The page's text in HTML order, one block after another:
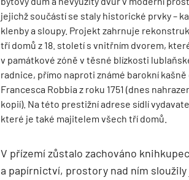
jejichž součástí se staly historické prvky –
klenby a sloupy. Projekt zahrnuje
tří domů z 18. století s vnitřním dvorem,
v památkové zóně v těsné blízkosti
radnice, přímo naproti známé barokní kašně
Francesca Robbia z roku 1751 (dnes
kopií). Na této prestižní adrese sídlí
které je také majitelem všech tří domů.
V přízemí zůstalo zachováno
a papírnictví, prostory nad ním sloužily